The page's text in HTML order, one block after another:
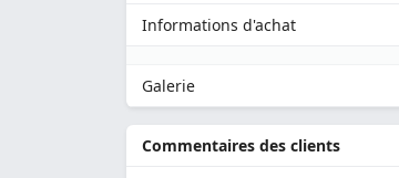
Informations d'achat
Galerie
Commentaires des clients